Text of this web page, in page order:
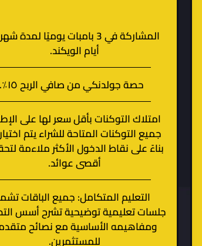
المشاركة في 3 بامبات يوميًا لمدة
أيام الويكند.
حصة جولدنكي من صافي الربح ١٥٪.
امتلاك التوكنات بأقل سعر لها على
جميع التوكنات المتاحة للشراء يتم
بناءً على نقاط الدخول الأكثر ملاءمة
أقصى عوائد.
التعليم المتكامل: جميع الباقات
جلسات تعليمية توضيحية تشرح أسس
ومفاهيمه الأساسية مع نصائح
للمستثمرين.